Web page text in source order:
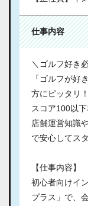
仕事内容
＼ゴルフ好き
「ゴルフが好
方にピッタリ！
スコア100以
店舗運営知識
で安心してス
【仕事内容】
初心者向けイ
プラス」で、